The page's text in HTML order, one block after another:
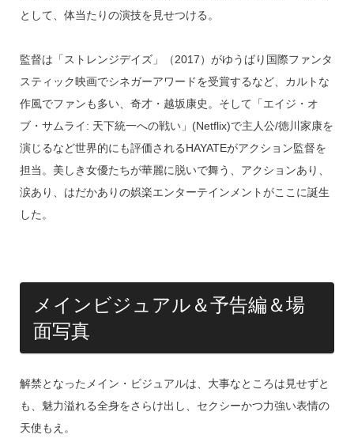
として、体当たりの演技を見せつける。
監督は「ストレンジデイズ」（2017）がゆうばり国際ファンタ
スティック映画でシネガーアワードを受賞するなど、カルトな
作風でファンも多い、奇才・越坂康史。そして「エイジ・オ
ブ・サムライ: 天下統一への戦い」(Netflix)で主人公/徳川家康を
演じるなど世界的にも評価されるHAYATEがアクション監督を
担当。美しき女優たちが華麗に脱いで舞う、アクションあり、
涙あり、はだかありの娯楽エンターテインメントがここに誕生
した。
メインビジュアル＆予告編＆場
面写真
解禁となったメイン・ビジュアルは、大事なところは見せずと
も、魅力溢れる全身をさらけ出し、セクシーかつ力強い表情の
天使もえ。